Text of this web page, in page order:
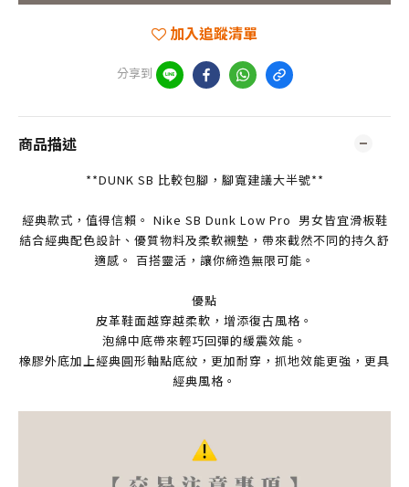
加入追蹤清單
分享到
商品描述
**DUNK SB 比較包腳，腳寬建議大半號**
經典款式，值得信賴。 Nike SB Dunk Low Pro 男女皆宜滑板鞋
結合經典配色設計、優質物料及柔軟襯墊，帶來截然不同的持久舒
適感。 百搭靈活，讓你締造無限可能。
優點
皮革鞋面越穿越柔軟，增添復古風格。
泡綿中底帶來輕巧回彈的緩震效能。
橡膠外底加上經典圓形軸點底紋，更加耐穿，抓地效能更強，更具
經典風格。